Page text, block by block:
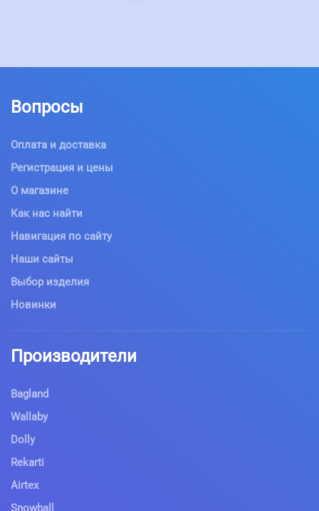
Вопросы
Оплата и доставка
Регистрация и цены
О магазине
Как нас найти
Навигация по сайту
Наши сайты
Выбор изделия
Новинки
Производители
Bagland
Wallaby
Dolly
Rekarti
Airtex
Snowball